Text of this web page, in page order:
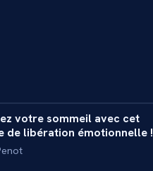
votre sommeil avec cet
de libération émotionnelle !